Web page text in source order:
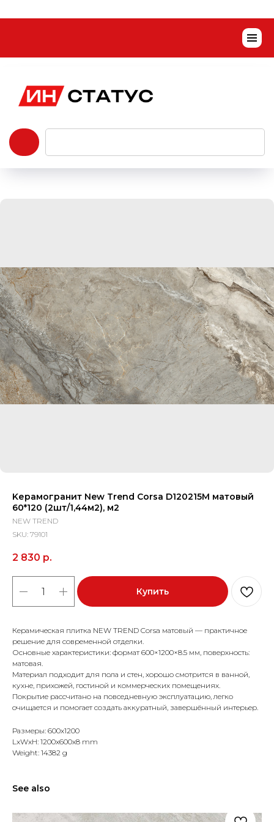
Kерамогранит New Trend Corsa D120215M матовый
60*120 (2шт/1,44м2), м2
NEW TREND
SKU: 79101
2 830 р.
Купить
Керамическая плитка NEW TREND Corsa матовый — практичное
решение для современной отделки.
Основные характеристики: формат 600×1200×8.5 мм, поверхность:
матовая.
Материал подходит для пола и стен, хорошо смотрится в ванной,
кухне, прихожей, гостиной и коммерческих помещениях.
Покрытие рассчитано на повседневную эксплуатацию, легко
очищается и помогает создать аккуратный, завершённый интерьер.
Размеры: 600x1200
LxWxH: 1200x600x8 mm
Weight: 14382 g
See also